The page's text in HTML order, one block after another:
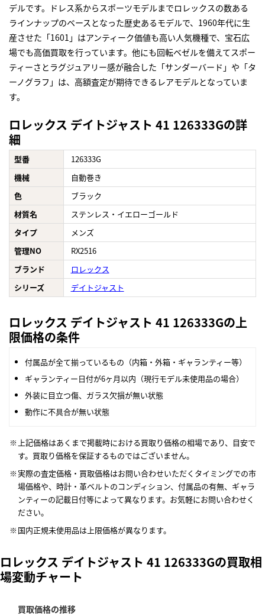
デルです。ドレス系からスポーツモデルまでロレックスの数ある
ラインナップのベースとなった歴史あるモデルで、1960年代に生
産させた「1601」はアンティーク価値も高い人気機種で、宝石広
場でも高価買取を行っています。他にも回転ベゼルを備えてスポー
ティーさとラグジュアリー感が融合した「サンダーバード」や「タ
ーノグラフ」は、高額査定が期待できるレアモデルとなっていま
す。
ロレックス デイトジャスト 41 126333Gの詳
細
型番
126333G
機械
自動巻き
色
ブラック
材質名
ステンレス・イエローゴールド
タイプ
メンズ
管理NO
RX2516
ブランド
ロレックス
シリーズ
デイトジャスト
ロレックス デイトジャスト 41 126333Gの上
限価格の条件
付属品が全て揃っているもの（内箱・外箱・ギャランティー等）
ギャランティー日付が6ヶ月以内（現行モデル未使用品の場合）
外装に目立つ傷、ガラス欠損が無い状態
動作に不具合が無い状態
上記価格はあくまで掲載時における買取り価格の相場であり、目安で
す。買取り価格を保証するものではございません。
実際の査定価格・買取価格はお問い合わせいただくタイミングでの市
場価格や、時計・革ベルトのコンディション、付属品の有無、ギャラ
ンティーの記載日付等によって異なります。お気軽にお問い合わせく
ださい。
国内正規未使用品は上限価格が異なります。
ロレックス デイトジャスト 41 126333Gの買取相
場変動チャート
買取価格の推移